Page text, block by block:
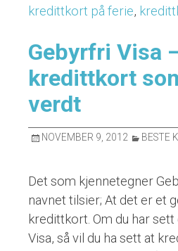
kredittkort på ferie,
Gebyrfri Visa
kredittkort
verdt
NOVEMBER 9, 2012 BESTE
Det som kjennetegner
navnet tilsier; At det er et
kredittkort. Om du har
Visa, så vil du ha sett at